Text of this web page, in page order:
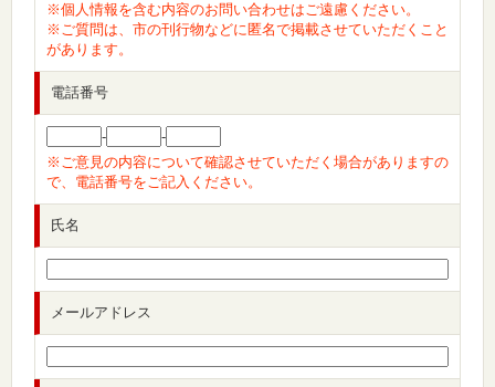
※個人情報を含む内容のお問い合わせはご遠慮ください。
※ご質問は、市の刊行物などに匿名で掲載させていただくこと
があります。
電話番号
-
-
※ご意見の内容について確認させていただく場合がありますの
で、電話番号をご記入ください。
氏名
メールアドレス